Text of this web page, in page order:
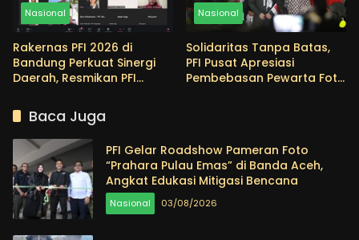
Nasional
Rakernas PFI 2026 di
Bandung Perkuat Sinergi
Daerah, Resmikan PFI
Konstituen ke-22
Nasional
Solidaritas Tanpa Batas,
PFI Pusat Apresiasi
Pembebasan Pewarta Foto
Baca Juga
PFI Gelar Roadshow Pameran Foto
“Prahara Pulau Emas” di Banda Aceh,
Angkat Edukasi Mitigasi Bencana
Nasional 03/08/2026